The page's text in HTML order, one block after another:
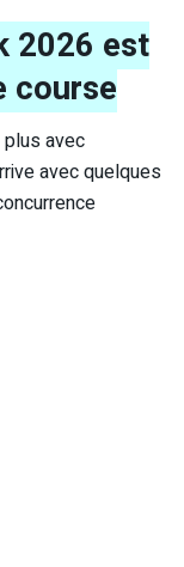
2026 est
course
plus avec
avec quelques